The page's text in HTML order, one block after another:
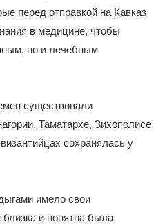
перед отправкой на Кавказ
в медицине, чтобы
но и лечебным
существовали
Таматархе, Зихополисе
сохранялась у
имело свои
и понятна была